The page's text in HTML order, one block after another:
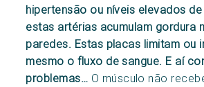
hipertensão ou níveis elevados
estas artérias acumulam gordura
paredes. Estas placas limitam ou
mesmo o fluxo de sangue. E aí
problemas… O músculo não